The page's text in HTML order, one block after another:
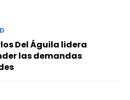
Del Águila lidera
las demandas